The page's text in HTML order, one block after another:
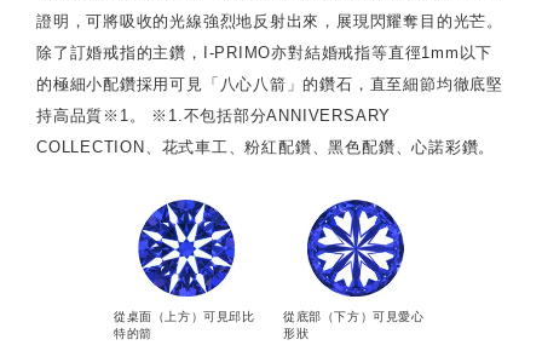
證明，可將吸收的光線強烈地反射出來，展現閃耀奪目的光芒。
除了訂婚戒指的主鑽，I-PRIMO亦對結婚戒指等直徑1mm以下
的極細小配鑽採用可見「八心八箭」的鑽石，直至細節均徹底堅
持高品質※1。 ※1.不包括部分ANNIVERSARY
COLLECTION、花式車工、粉紅配鑽、黑色配鑽、心諾彩鑽。
從桌面（上方）可見邱比
特的箭
從底部（下方）可見愛心
形狀